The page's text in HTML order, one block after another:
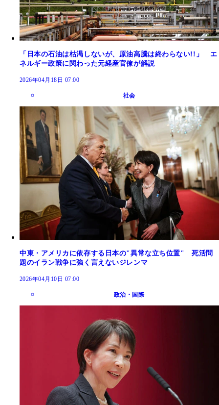
「日本の石油は枯渇しないが、原油高騰は終わらない!!」 エ
ネルギー政策に関わった元経産官僚が解説
2026年04月18日 07:00
社会
中東・アメリカに依存する日本の"異常な立ち位置" 死活問
題のイラン戦争に強く言えないジレンマ
2026年04月10日 07:00
政治・国際